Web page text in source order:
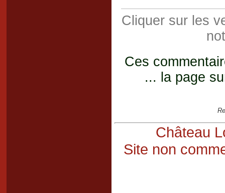
Cliquer sur les
Ces
... la page
Château
Site non